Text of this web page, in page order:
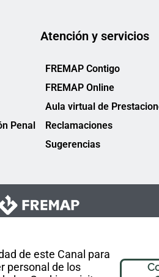
de este Canal para
personal de los
Penal
Atención y servicios
FREMAP Contigo
FREMAP Online
Aula virtual de
Reclamaciones
Sugerencias